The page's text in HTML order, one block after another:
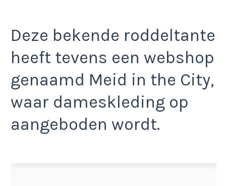
Deze bekende roddeltante
heeft tevens een webshop
genaamd Meid in the City,
waar dameskleding op
aangeboden wordt.